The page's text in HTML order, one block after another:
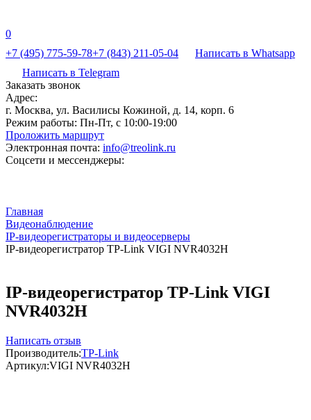
0
+7 (495) 775-59-78+7 (843) 211-05-04
Написать в Whatsapp
Написать в Telegram
Заказать звонок
Адрес:
г. Москва, ул. Василисы Кожиной, д. 14, корп. 6
Режим работы: Пн-Пт, с 10:00-19:00
Проложить маршрут
Электронная почта: info@treolink.ru
Соцсети и мессенджеры:
Главная
Видеонаблюдение
IP-видеорегистраторы и видеосерверы
IP-видеорегистратор TP-Link VIGI NVR4032H
IP-видеорегистратор TP-Link VIGI
NVR4032H
Написать отзыв
Производитель:TP-Link
Артикул:VIGI NVR4032H